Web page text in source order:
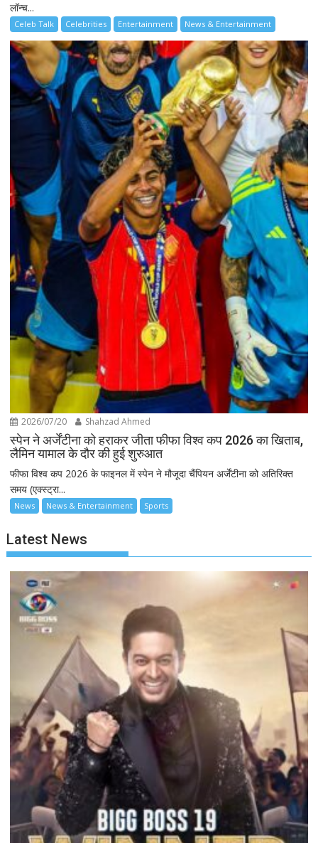
लॉन्च...
Celeb Talk Celebrities Entertainment News & Entertainment
2026/07/20 Shahzad Ahmed
स्पेन ने अर्जेंटीना को हराकर जीता फीफा विश्व कप 2026 का खिताब,
लैमिन यामाल के दौर की हुई शुरुआत
फीफा विश्व कप 2026 के फाइनल में स्पेन ने मौजूदा चैंपियन अर्जेंटीना को अतिरिक्त
समय (एक्स्ट्रा...
News News & Entertainment Sports
Latest News